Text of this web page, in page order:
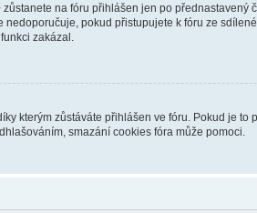
zůstanete na fóru přihlášen jen po přednastavený
nedoporučuje, pokud přistupujete k fóru ze
zakázal.
kterým zůstáváte přihlášen ve fóru. Pokud je
smazání cookies fóra může pomoci.